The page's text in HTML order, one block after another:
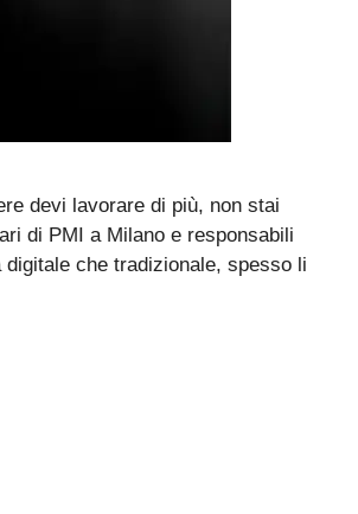
devi lavorare di più, non stai
di PMI a Milano e responsabili
che tradizionale, spesso li